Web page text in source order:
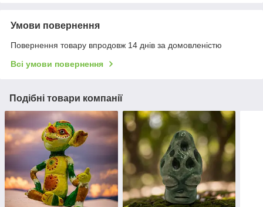
Умови повернення
Повернення товару впродовж 14 днів за домовленістю
Всі умови повернення
Подібні товари компанії